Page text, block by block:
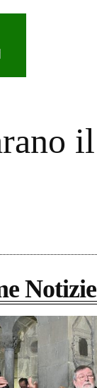
il
Notizie